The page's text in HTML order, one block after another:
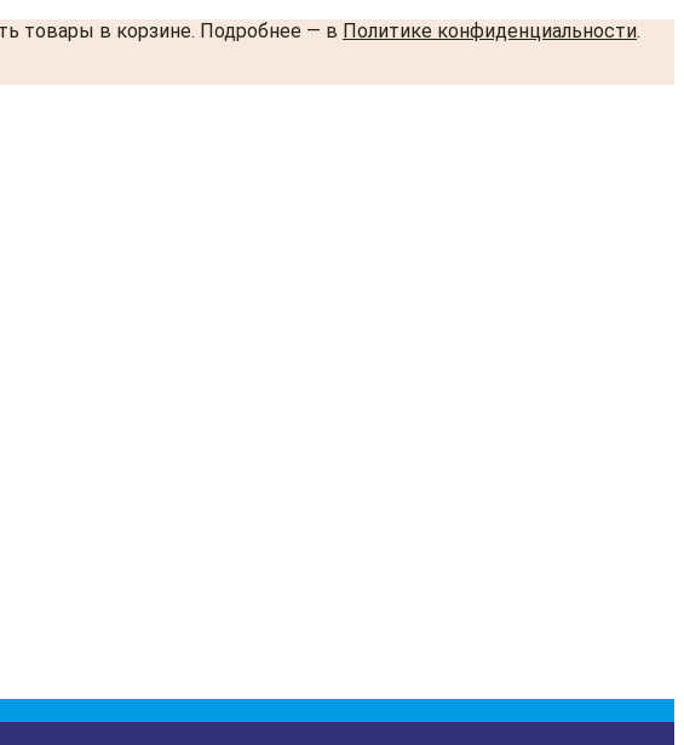
товары в корзине. Подробнее — в Политике конфиденциальности.